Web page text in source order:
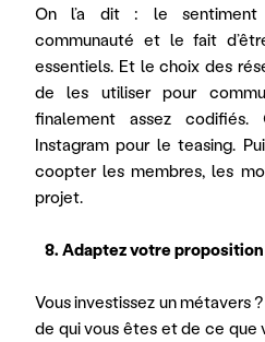
On l’a dit : le sentiment
communauté et le fait
essentiels. Et le choix des
de les utiliser pour
finalement assez
Instagram pour le teasing.
coopter les membres, les
projet.
8. Adaptez votre
Vous investissez un métavers
de qui vous êtes et de ce que